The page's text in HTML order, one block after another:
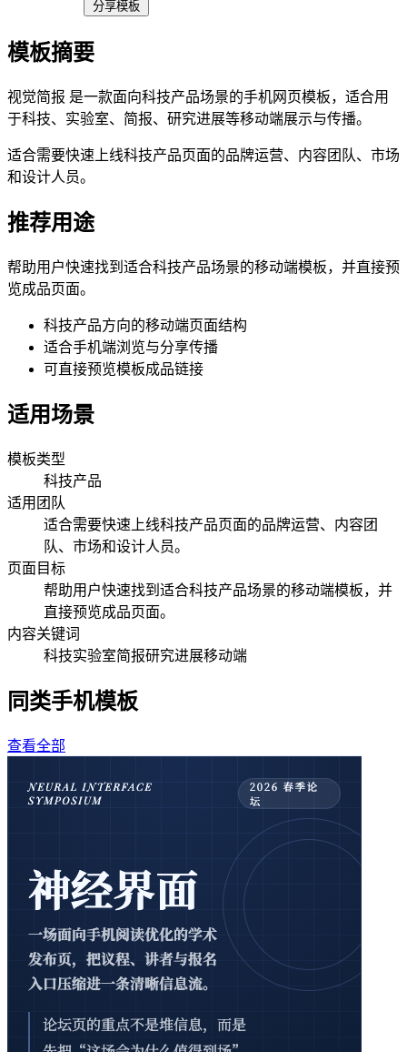
分享模板
模板摘要
视觉简报 是一款面向科技产品场景的手机网页模板，适合用
于科技、实验室、简报、研究进展等移动端展示与传播。
适合需要快速上线科技产品页面的品牌运营、内容团队、市场
和设计人员。
推荐用途
帮助用户快速找到适合科技产品场景的移动端模板，并直接预
览成品页面。
科技产品方向的移动端页面结构
适合手机端浏览与分享传播
可直接预览模板成品链接
适用场景
模板类型
科技产品
适用团队
适合需要快速上线科技产品页面的品牌运营、内容团
队、市场和设计人员。
页面目标
帮助用户快速找到适合科技产品场景的移动端模板，并
直接预览成品页面。
内容关键词
科技实验室简报研究进展移动端
同类手机模板
查看全部